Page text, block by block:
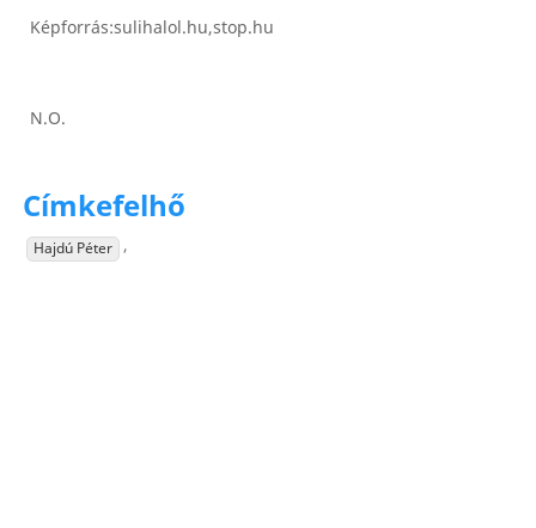
Képforrás:sulihalol.hu,stop.hu
N.O.
Címkefelhő
Hajdú Péter ,